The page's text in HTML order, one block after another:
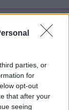
parties, or
for
opt-out
that after your
seeing